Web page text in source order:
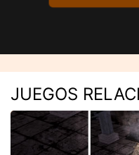
JUEGOS